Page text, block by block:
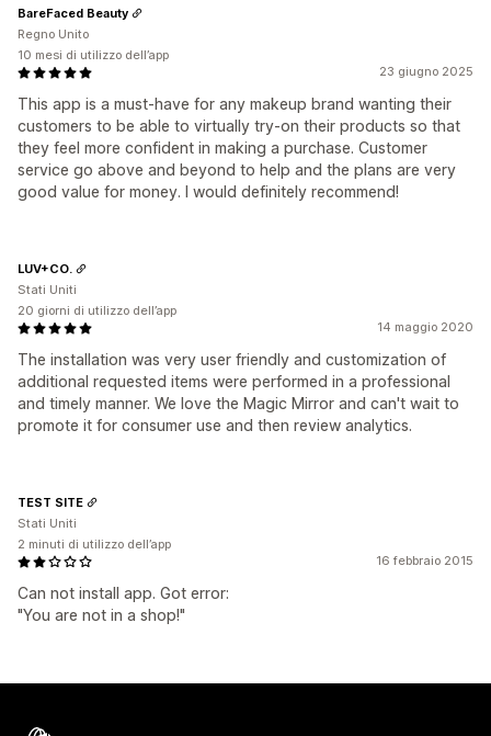
23 giugno 2025
This app is a must-have for any makeup brand wanting their
customers to be able to virtually try-on their products so that
they feel more confident in making a purchase. Customer
service go above and beyond to help and the plans are very
good value for money. I would definitely recommend!
BareFaced Beauty
Regno Unito
10 mesi di utilizzo dell’app
14 maggio 2020
The installation was very user friendly and customization of
additional requested items were performed in a professional
and timely manner. We love the Magic Mirror and can't wait to
promote it for consumer use and then review analytics.
LUV+CO.
Stati Uniti
20 giorni di utilizzo dell’app
16 febbraio 2015
Can not install app. Got error:
"You are not in a shop!"
TEST SITE
Stati Uniti
2 minuti di utilizzo dell’app